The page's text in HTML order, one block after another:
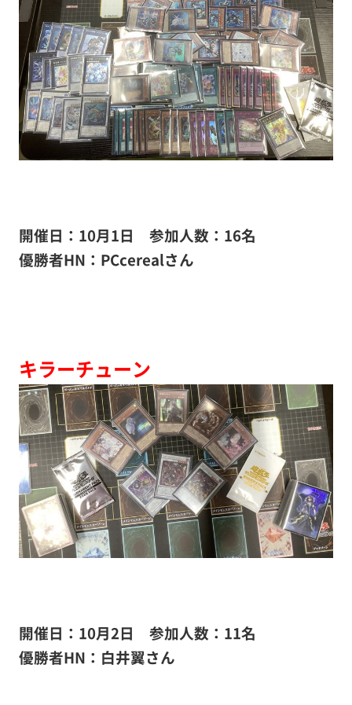
開催日：10月1日 参加人数：16名
優勝者HN：PCcerealさん
キラーチューン
開催日：10月2日 参加人数：11名
優勝者HN：白井翼さん